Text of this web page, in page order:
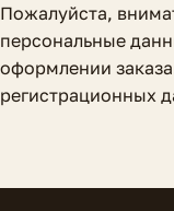
Пожалуйста,
персональные
оформлении
регистрационных